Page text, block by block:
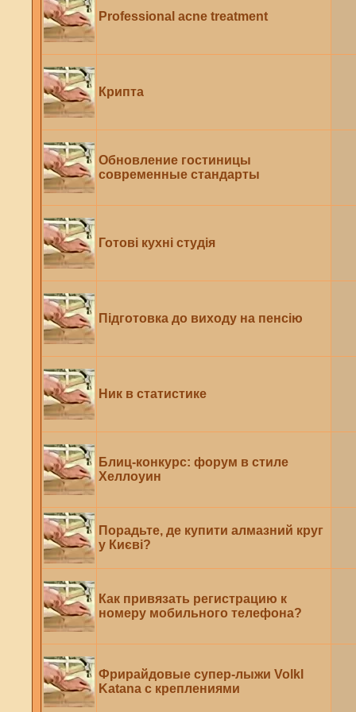
Professional acne treatment
Крипта
Обновление гостиницы
современные стандарты
Готові кухні студія
Підготовка до виходу на пенсію
Ник в статистике
Блиц-конкурс: форум в стиле
Хеллоуин
Порадьте, де купити алмазний круг
у Києві?
Как привязать регистрацию к
номеру мобильного телефона?
Фрирайдовые супер-лыжи Volkl
Katana с креплениями